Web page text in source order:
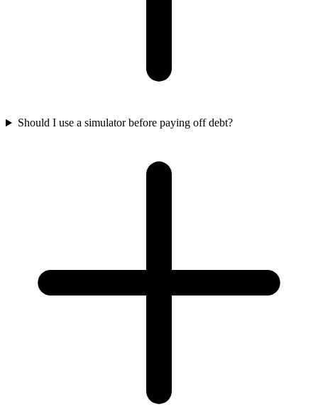
Should I use a simulator before paying off debt?